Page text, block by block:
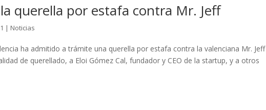
querella por estafa contra Mr. Jeff
| Noticias
ha admitido a trámite una querella por estafa contra la valenciana Mr. Jeff
de querellado, a Eloi Gómez Cal, fundador y CEO de la startup, y a otros